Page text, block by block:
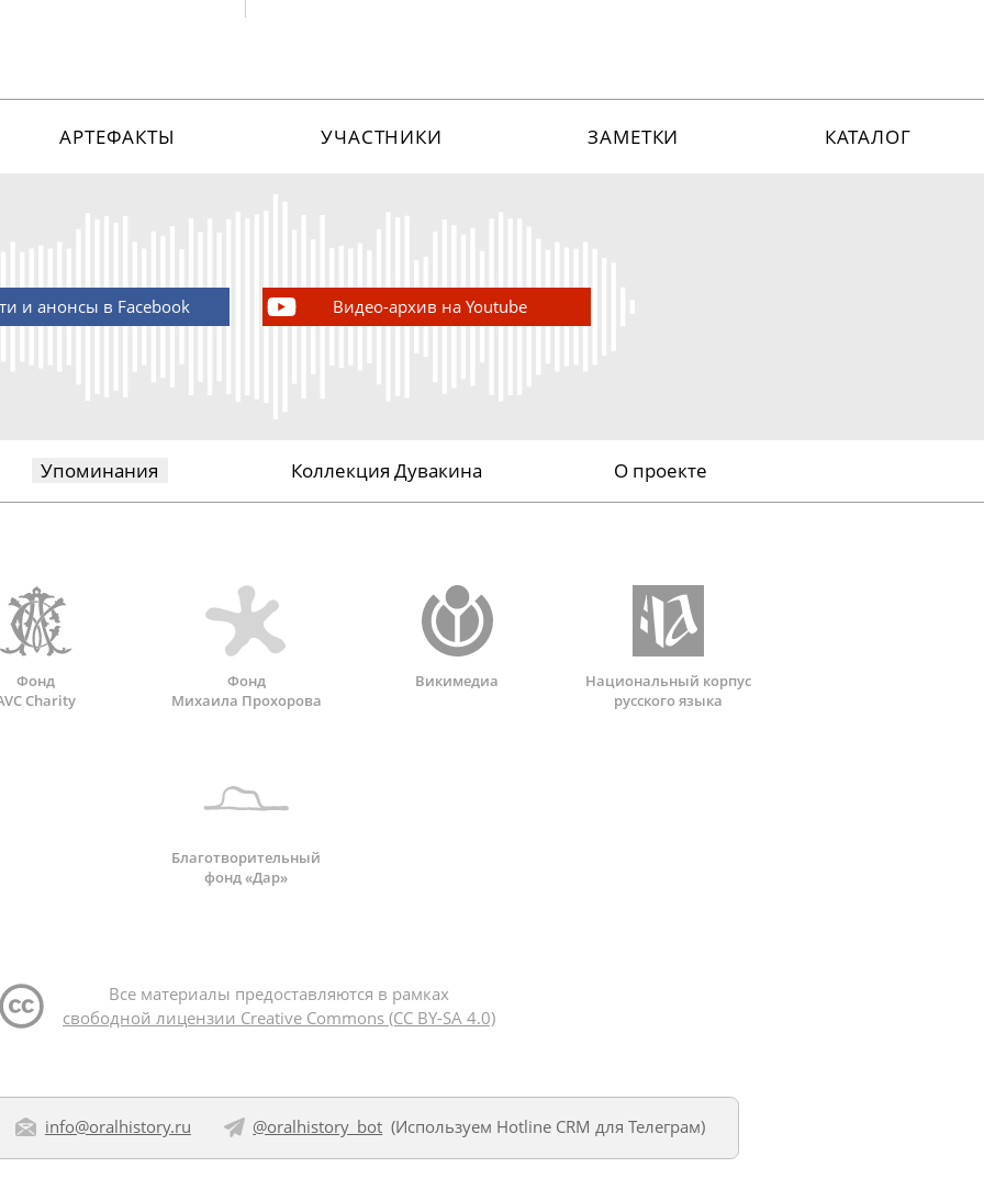
АРТЕФАКТЫ УЧАСТНИКИ ЗАМЕТКИ КАТАЛОГ
и анонсы в Facebook Видео-архив на Youtube
Упоминания Коллекция Дувакина О проекте
Фонд
Charity
Фонд
Михаила Прохорова
Викимедиа
Национальный корпус
русского языка
Благотворительный
фонд «Дар»
Все материалы предоставляются в рамках
свободной лицензии Creative Commons (CC BY-SA 4.0)
info@oralhistory.ru @oralhistory_bot (Используем Hotline CRM для Телеграм)